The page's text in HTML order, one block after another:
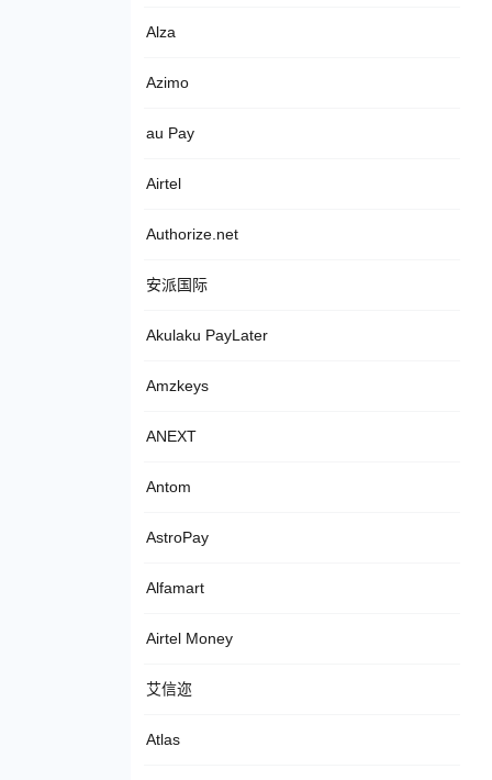
Alza
Azimo
au Pay
Airtel
Authorize.net
安派国际
Akulaku PayLater
Amzkeys
ANEXT
Antom
AstroPay
Alfamart
Airtel Money
艾信迩
Atlas